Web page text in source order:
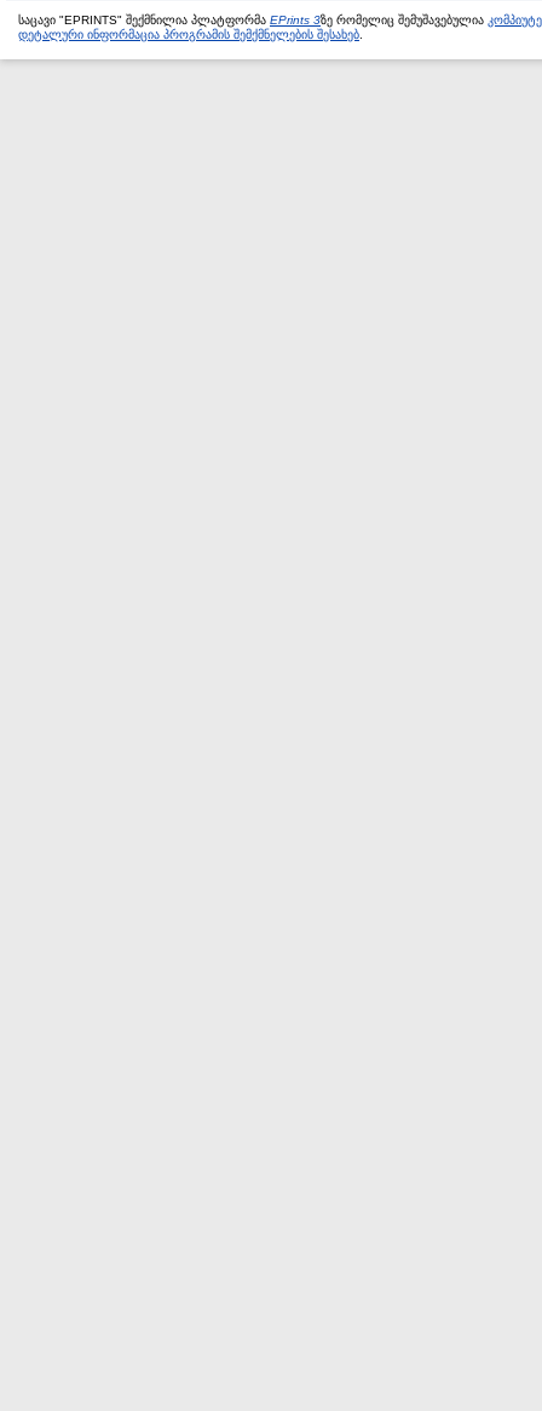
საცავი "EPRINTS" შექმნილია პლატფორმა EPrints 3ზე რომელიც შემუშავებულია
დეტალური ინფორმაცია პროგრამის შემქმნელების შესახებ